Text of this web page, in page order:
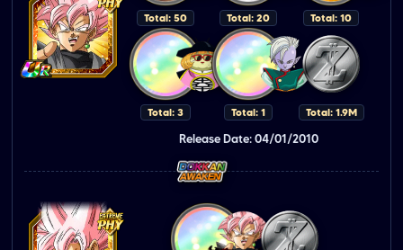
Total: 50 Total: 20 Total: 10
Total: 3 Total: 1 Total: 1.9M
Release Date: 04/01/2010